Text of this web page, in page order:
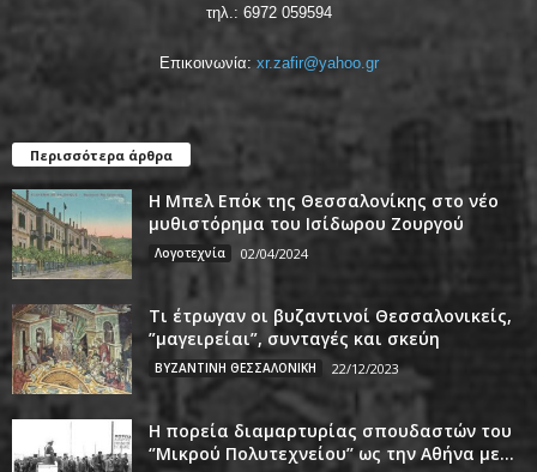
τηλ.: 6972 059594
Επικοινωνία: xr.zafir@yahoo.gr
Περισσότερα άρθρα
Η Μπελ Επόκ της Θεσσαλονίκης στο νέο
μυθιστόρημα του Ισίδωρου Ζουργού
Λογοτεχνία 02/04/2024
Τι έτρωγαν οι βυζαντινοί Θεσσαλονικείς,
”μαγειρείαι”, συνταγές και σκεύη
ΒΥΖΑΝΤΙΝΗ ΘΕΣΣΑΛΟΝΙΚΗ 22/12/2023
Η πορεία διαμαρτυρίας σπουδαστών του
‘’Μικρού Πολυτεχνείου’’ ως την Αθήνα με...